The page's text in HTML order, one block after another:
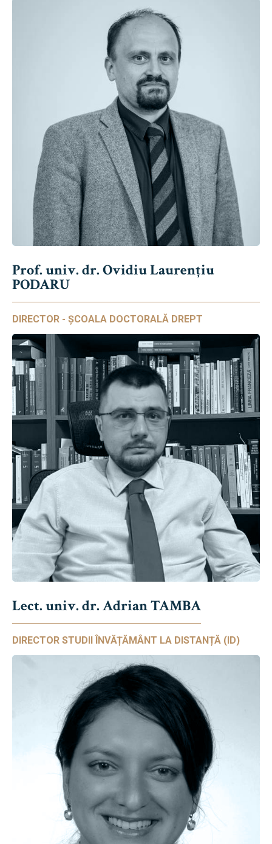
Prof. univ. dr. Ovidiu Laurențiu
PODARU
DIRECTOR - ȘCOALA DOCTORALĂ DREPT
Lect. univ. dr. Adrian TAMBA
DIRECTOR STUDII ÎNVĂȚĂMÂNT LA DISTANȚĂ (ID)